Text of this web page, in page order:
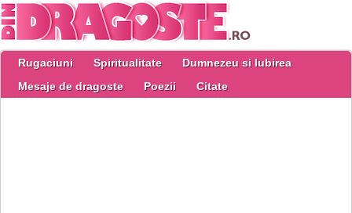
Rugaciuni Spiritualitate
Dumnezeu si Iubirea
Mesaje de dragoste
Poezii Citate